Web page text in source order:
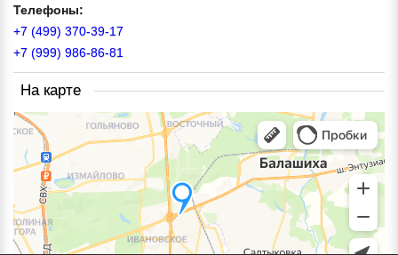
Телефоны:
+7 (499) 370-39-17
+7 (999) 986-86-81
На карте